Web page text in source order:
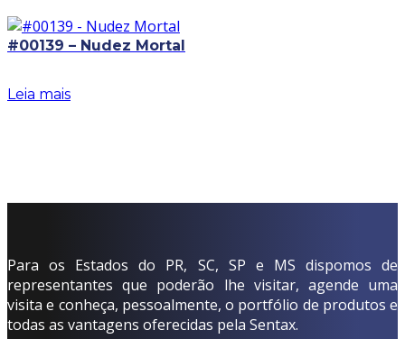
#00139 – Nudez Mortal
Leia mais
Para os Estados do PR, SC, SP e MS dispomos de
representantes que poderão lhe visitar, agende uma
visita e conheça, pessoalmente, o portfólio de produtos e
todas as vantagens oferecidas pela Sentax.